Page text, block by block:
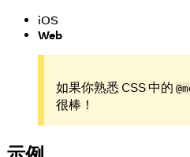
iOS
Web
如果你熟悉 CSS 中的
很棒！